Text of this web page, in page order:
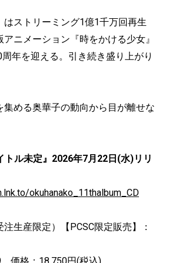
はストリーミング1億1千万回再生
ニメーション『時をかける少女』
年を迎える。引き続き盛り上がり
集める奥華子の動向から目が離せな
トル未定』2026年7月22日(水)リリ
okuhanako_11thalbum_CD
生産限定）【PCSC限定販売】：